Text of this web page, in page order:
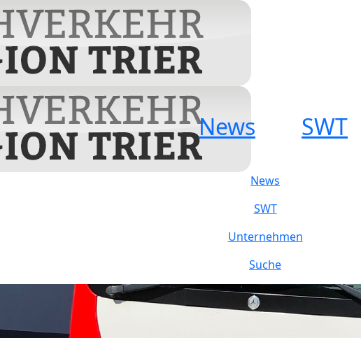
News SWT
News
SWT
Unternehmen
Suche